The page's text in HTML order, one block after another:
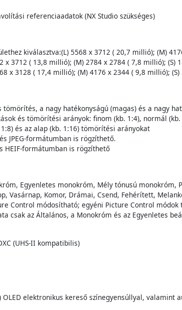
referenciaadatok (NX Studio szükséges)
kiválasztva:(L) 5568 x 3712 ( 20,7 millió); (M)
x 3712 ( 13,8 millió); (M) 2784 x 2784 ( 7,8 millió); (S)
x 3128 ( 17,4 millió); (M) 4176 x 2344 ( 9,8 millió);
tömörítés, a nagy hatékonyságú (magas) és a nagy
és tömörítési arányok: finom (kb. 1:4), normál
és az alap (kb. 1:16) tömörítési arányokat
és JPEG-formátumban is rögzíthető.
HEIF-formátumban is rögzíthető
Egyenletes monokróm, Mély tónusú monokróm,
Vasárnap, Komor, Drámai, Csend, Fehérített,
Control módosítható; egyéni Picture Control módok
csak az Általános, a Monokróm és az Egyenletes
(UHS-II kompatibilis)
OLED elektronikus kereső színegyensúllyal,